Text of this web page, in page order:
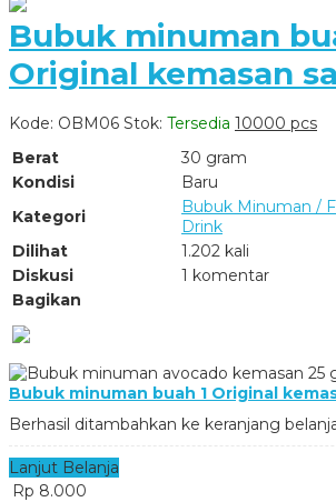
Bubuk minuman
Original kemasan
Kode: OBM06 Stok: Tersedia 10000 pcs
Berat
30 gram
Kondisi
Baru
Kategori
Bubuk Minuman /
Drink
Dilihat
1.202 kali
Diskusi
1 komentar
Bagikan
Bubuk minuman buah 1 Original
Berhasil ditambahkan ke keranjang
Lanjut Belanja
Rp 8.000